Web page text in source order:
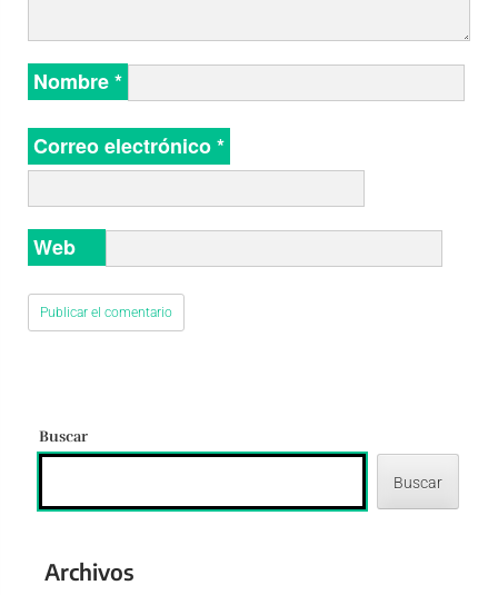
Nombre*
Correo electrónico*
Web
Buscar
Buscar
Archivos